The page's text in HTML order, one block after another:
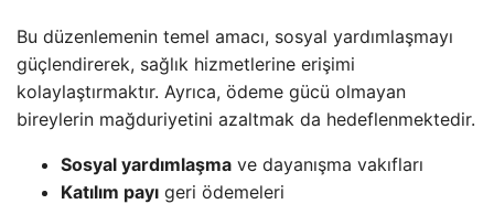
Bu düzenlemenin temel amacı, sosyal yardımlaşmayı
güçlendirerek, sağlık hizmetlerine erişimi
kolaylaştırmaktır. Ayrıca, ödeme gücü olmayan
bireylerin mağduriyetini azaltmak da hedeflenmektedir.
Sosyal yardımlaşma ve dayanışma vakıfları
Katılım payı geri ödemeleri